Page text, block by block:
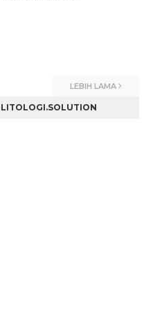
LEBIH LAMA